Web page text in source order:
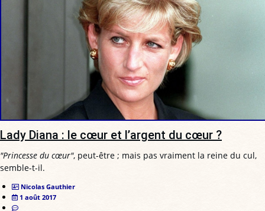
Lady Diana : le cœur et l’argent du cœur ?
"Princesse du cœur", peut-être ; mais pas vraiment la reine du cul,
semble-t-il.
Nicolas Gauthier
1 août 2017